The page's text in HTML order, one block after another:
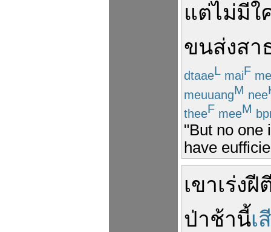
แต่ไม่มีใ
ขนส่งสา
dtaaeL maiF
meuuangM nee
theeF meeM
"But no one
have
เขาเร่งฝี
ป่าช้านี้เ